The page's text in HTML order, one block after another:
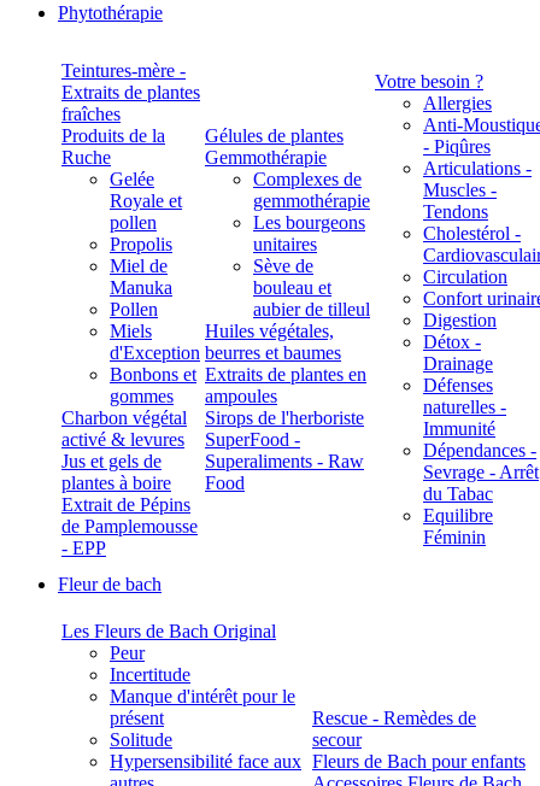
Phytothérapie
Teintures-mère -
Extraits de plantes
fraîches
Produits de la
Ruche
Gelée
Royale et
pollen
Propolis
Miel de
Manuka
Pollen
Miels
d'Exception
Bonbons et
gommes
Charbon végétal
activé & levures
Jus et gels de
plantes à boire
Extrait de Pépins
de Pamplemousse
- EPP
Gélules de plantes
Gemmothérapie
Complexes de
gemmothérapie
Les bourgeons
unitaires
Sève de
bouleau et
aubier de tilleul
Huiles végétales,
beurres et baumes
Extraits de plantes en
ampoules
Sirops de l'herboriste
SuperFood -
Superaliments - Raw
Food
Votre besoin ?
Allergies
Anti-
- Piqûres
Articulations -
Muscles -
Tendons
Cholestérol -
Circulation
Confort
Digestion
Détox -
Drainage
Défenses
naturelles -
Immunité
Dépendances -
Sevrage - Arrêt
du Tabac
Equilibre
Féminin
Fleur de bach
Les Fleurs de Bach Original
Peur
Incertitude
Manque d'intérêt pour le
présent
Solitude
Hypersensibilité face aux
Rescue - Remèdes de
secour
Fleurs de Bach pour enfants